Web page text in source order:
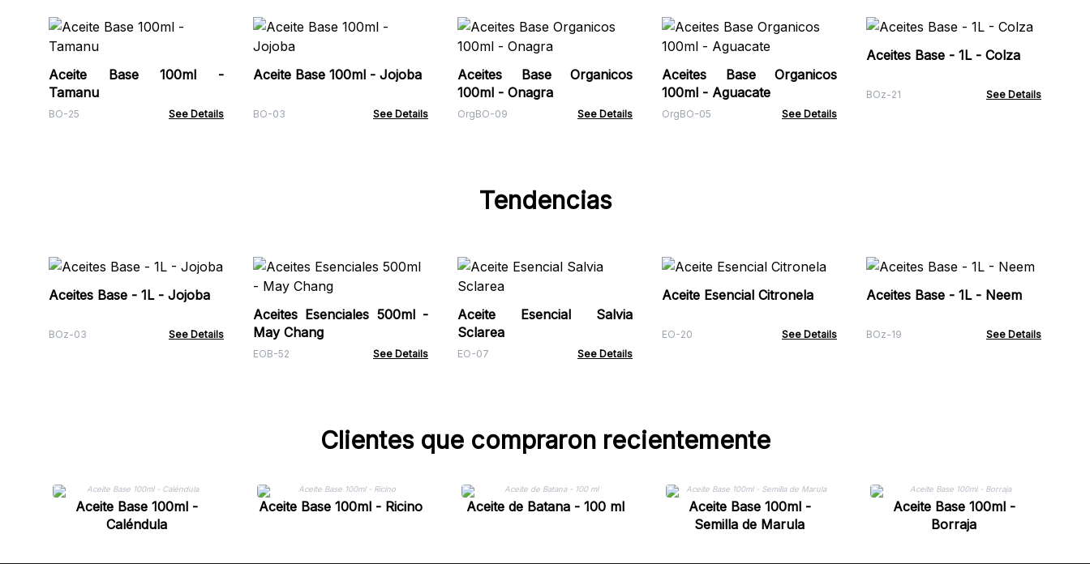
Aceite Base 100ml -
Tamanu
BO-25 See Details
Aceite Base 100ml - Jojoba
BO-03 See Details
Aceites Base Organicos
100ml - Onagra
OrgBO-09 See Details
Aceites Base Organicos
100ml - Aguacate
OrgBO-05 See Details
Aceites Base - 1L - Colza
BOz-21 See Details
Tendencias
Aceites Base - 1L - Jojoba
BOz-03 See Details
Aceites Esenciales 500ml -
May Chang
EOB-52 See Details
Aceite Esencial Salvia
Sclarea
EO-07 See Details
Aceite Esencial Citronela
EO-20 See Details
Aceites Base - 1L - Neem
BOz-19 See Details
Clientes que compraron recientemente
Aceite Base 100ml -
Caléndula
Aceite Base 100ml - Ricino Aceite de Batana - 100 ml
Aceite Base 100ml -
Semilla de Marula
Aceite Base 100ml -
Borraja